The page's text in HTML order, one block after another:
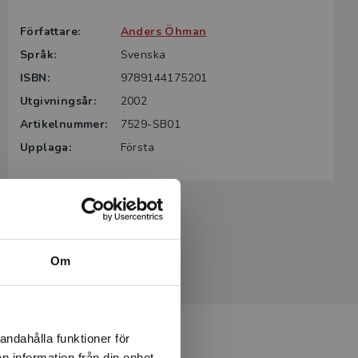
Om
funktioner för
Författare:
Anders Öhman
Språk:
Svenska
ISBN:
9789144175201
Utgivningsår:
2002
Artikelnummer:
7529-SB01
Upplaga:
Första